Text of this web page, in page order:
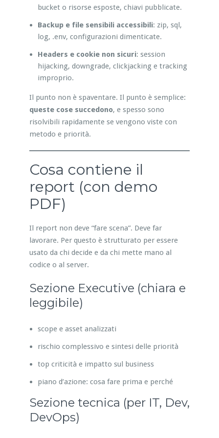
bucket o risorse esposte, chiavi pubblicate.
Backup e file sensibili accessibili: zip, sql,
log, .env, configurazioni dimenticate.
Headers e cookie non sicuri: session
hijacking, downgrade, clickjacking e tracking
improprio.
Il punto non è spaventare. Il punto è semplice:
queste cose succedono, e spesso sono
risolvibili rapidamente se vengono viste con
metodo e priorità.
Cosa contiene il
report (con demo
PDF)
Il report non deve “fare scena”. Deve far
lavorare. Per questo è strutturato per essere
usato da chi decide e da chi mette mano al
codice o al server.
Sezione Executive (chiara e
leggibile)
scope e asset analizzati
rischio complessivo e sintesi delle priorità
top criticità e impatto sul business
piano d’azione: cosa fare prima e perché
Sezione tecnica (per IT, Dev,
DevOps)